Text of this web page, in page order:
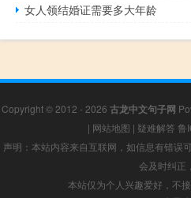
女人领结婚证需要多大年龄
Copyright © 2012 - 2026 古龙中文句子网
| 网站地图 | 疑难解答 鲁
声明：本站内容来自互联网，如信息有错误
会及时纠正
本站仅为个人兴趣爱好，不